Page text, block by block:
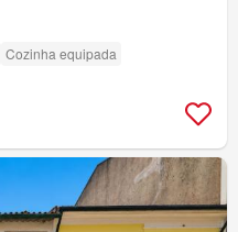
Cozinha equipada